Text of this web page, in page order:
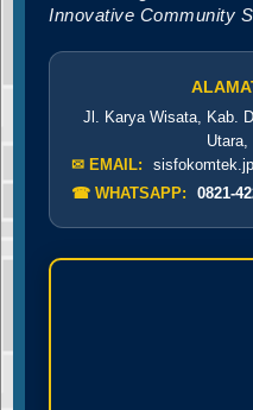
Innovative Community
Jl. Karya Wisata, Kab.
Utara,
✉ EMAIL:
☎ WHATSAPP:
0821-